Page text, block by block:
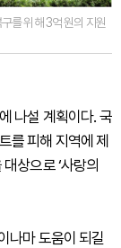
를 위해 3억 원의 지원
나설 계획이다. 국
를 피해 지역에 제
상으로 ‘사랑의
나마 도움이 되길